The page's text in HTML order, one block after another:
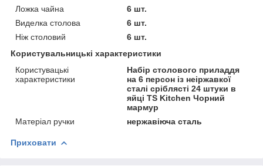
Ложка чайна
6 шт.
Виделка столова
6 шт.
Ніж столовий
6 шт.
Користувальницькі характеристики
Користувацькі
характеристики
Набір столового приладдя
на 6 персон із неіржавкої
сталі сріблясті 24 штуки в
яйці TS Kitchen Чорний
мармур
Матеріал ручки
нержавіюча сталь
Приховати